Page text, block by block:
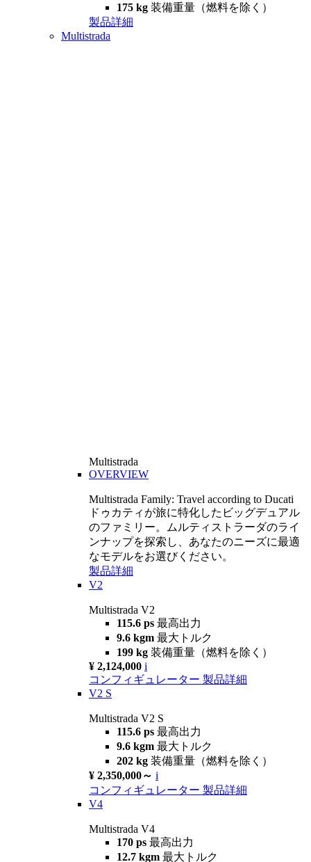
175 kg 装備重量（燃料を除く）
製品詳細
Multistrada
Multistrada
OVERVIEW
Multistrada Family: Travel according to Ducati
ドゥカティが旅に特化したビッグデュアル
のファミリー。ムルティストラーダのライ
ンナップを探索し、あなたのニーズに最適
なモデルをお選びください。
製品詳細
V2
Multistrada V2
115.6 ps 最高出力
9.6 kgm 最大トルク
199 kg 装備重量（燃料を除く）
¥ 2,124,000 i
コンフィギュレーター 製品詳細
V2 S
Multistrada V2 S
115.6 ps 最高出力
9.6 kgm 最大トルク
202 kg 装備重量（燃料を除く）
¥ 2,350,000～ i
コンフィギュレーター 製品詳細
V4
Multistrada V4
170 ps 最高出力
12.7 kgm 最大トルク